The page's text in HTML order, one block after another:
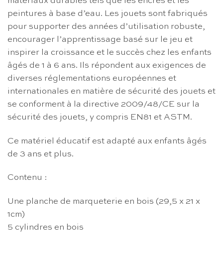
peintures à base d’eau. Les jouets sont fabriqués
pour supporter des années d’utilisation robuste,
encourager l’apprentissage basé sur le jeu et
inspirer la croissance et le succès chez les enfants
âgés de 1 à 6 ans. Ils répondent aux exigences de
diverses réglementations européennes et
internationales en matière de sécurité des jouets et
se conforment à la directive 2009/48/CE sur la
sécurité des jouets, y compris EN81 et ASTM.
Ce matériel éducatif est adapté aux enfants âgés
de 3 ans et plus.
Contenu :
Une planche de marqueterie en bois (29,5 x 21 x
1cm)
5 cylindres en bois